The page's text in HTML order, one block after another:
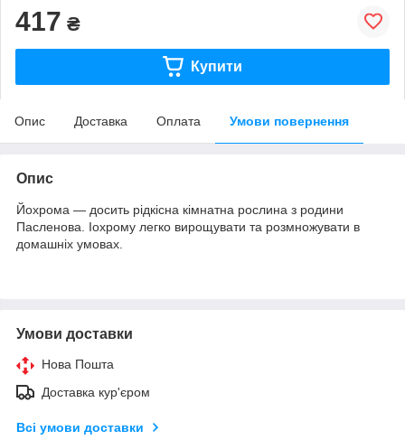
417 ₴
Купити
Опис Доставка Оплата Умови повернення
Опис
Йохрома — досить рідкісна кімнатна рослина з родини
Пасленова. Іохрому легко вирощувати та розмножувати в
домашніх умовах.
Умови доставки
Нова Пошта
Доставка кур'єром
Всі умови доставки